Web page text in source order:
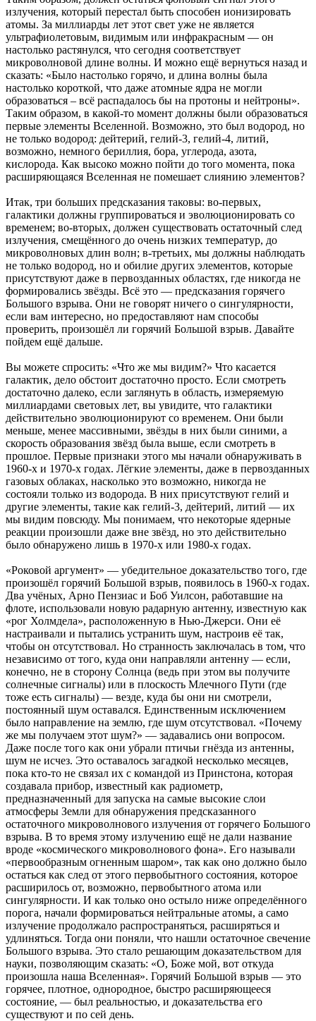
излучения, который перестал быть способен ионизировать
атомы. За миллиарды лет этот свет уже не является
ультрафиолетовым, видимым или инфракрасным — он
настолько растянулся, что сегодня соответствует
микроволновой длине волны. И можно ещё вернуться назад и
сказать: «Было настолько горячо, и длина волны была
настолько короткой, что даже атомные ядра не могли
образоваться – всё распадалось бы на протоны и нейтроны».
Таким образом, в какой-то момент должны были образоваться
первые элементы Вселенной. Возможно, это был водород, но
не только водород: дейтерий, гелий-3, гелий-4, литий,
возможно, немного бериллия, бора, углерода, азота,
кислорода. Как высоко можно пойти до того момента, пока
расширяющаяся Вселенная не помешает слиянию элементов?
Итак, три больших предсказания таковы: во-первых,
галактики должны группироваться и эволюционировать со
временем; во-вторых, должен существовать остаточный след
излучения, смещённого до очень низких температур, до
микроволновых длин волн; в-третьих, мы должны наблюдать
не только водород, но и обилие других элементов, которые
присутствуют даже в первозданных областях, где никогда не
формировались звёзды. Всё это — предсказания горячего
Большого взрыва. Они не говорят ничего о сингулярности,
если вам интересно, но предоставляют нам способы
проверить, произошёл ли горячий Большой взрыв. Давайте
пойдем ещё дальше.
Вы можете спросить: «Что же мы видим?» Что касается
галактик, дело обстоит достаточно просто. Если смотреть
достаточно далеко, если заглянуть в область, измеряемую
миллиардами световых лет, вы увидите, что галактики
действительно эволюционируют со временем. Они были
меньше, менее массивными, звёзды в них были синими, а
скорость образования звёзд была выше, если смотреть в
прошлое. Первые признаки этого мы начали обнаруживать в
1960-х и 1970-х годах. Лёгкие элементы, даже в первозданных
газовых облаках, насколько это возможно, никогда не
состояли только из водорода. В них присутствуют гелий и
другие элементы, такие как гелий-3, дейтерий, литий — их
мы видим повсюду. Мы понимаем, что некоторые ядерные
реакции произошли даже вне звёзд, но это действительно
было обнаружено лишь в 1970-х или 1980-х годах.
«Роковой аргумент» — убедительное доказательство того, где
произошёл горячий Большой взрыв, появилось в 1960-х годах.
Два учёных, Арно Пензиас и Боб Уилсон, работавшие на
флоте, использовали новую радарную антенну, известную как
«рог Холмдела», расположенную в Нью-Джерси. Они её
настраивали и пытались устранить шум, настроив её так,
чтобы он отсутствовал. Но странность заключалась в том, что
независимо от того, куда они направляли антенну — если,
конечно, не в сторону Солнца (ведь при этом вы получите
солнечные сигналы) или в плоскость Млечного Пути (где
тоже есть сигналы) — везде, куда бы они ни смотрели,
постоянный шум оставался. Единственным исключением
было направление на землю, где шум отсутствовал. «Почему
же мы получаем этот шум?» — задавались они вопросом.
Даже после того как они убрали птичьи гнёзда из антенны,
шум не исчез. Это оставалось загадкой несколько месяцев,
пока кто-то не связал их с командой из Принстона, которая
создавала прибор, известный как радиометр,
предназначенный для запуска на самые высокие слои
атмосферы Земли для обнаружения предсказанного
остаточного микроволнового излучения от горячего Большого
взрыва. В то время этому излучению ещё не дали название
вроде «космического микроволнового фона». Его называли
«первообразным огненным шаром», так как оно должно было
остаться как след от этого первобытного состояния, которое
расширилось от, возможно, первобытного атома или
сингулярности. И как только оно остыло ниже определённого
порога, начали формироваться нейтральные атомы, а само
излучение продолжало распространяться, расширяться и
удлиняться. Тогда они поняли, что нашли остаточное свечение
Большого взрыва. Это стало решающим доказательством для
науки, позволяющим сказать: «О, Боже мой, вот откуда
произошла наша Вселенная». Горячий Большой взрыв — это
горячее, плотное, однородное, быстро расширяющееся
состояние, — был реальностью, и доказательства его
существуют и по сей день.